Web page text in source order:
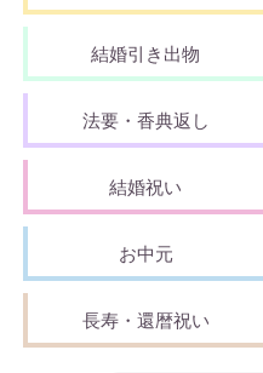
結婚引き出物
法要・香典返し
結婚祝い
お中元
長寿・還暦祝い